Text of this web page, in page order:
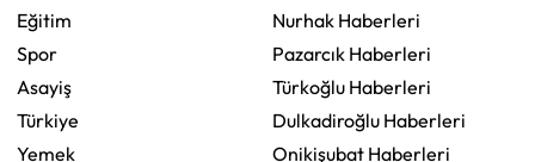
Eğitim
Spor
Asayiş
Türkiye
Yemek
Nurhak Haberleri
Pazarcık Haberleri
Türkoğlu Haberleri
Dulkadiroğlu Haberleri
Onikişubat Haberleri